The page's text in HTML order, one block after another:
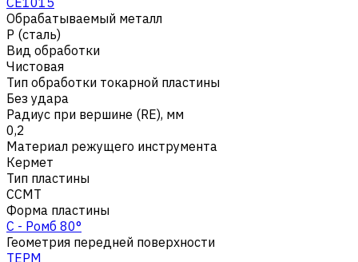
Обрабатываемый металл
Р (сталь)
Вид обработки
Чистовая
Тип обработки токарной пластины
Без удара
Радиус при вершине (RE), мм
0,2
Материал режущего инструмента
Кермет
Тип пластины
CCMT
Форма пластины
C - Ромб 80°
Геометрия передней поверхности
TEPM